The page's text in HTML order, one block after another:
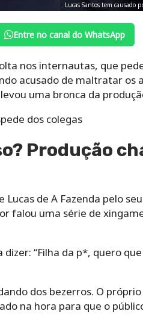
Lucas Santos tem causado
Entre no canal do WhatsApp
nos internautas, que
acusado de maltratar os
uma bronca da
dos colegas
Produção
de A Fazenda pelo
falou uma série de
“Filha da p*, quero
dos bezerros. O
na hora para que o